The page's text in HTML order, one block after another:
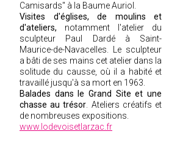
Camisards" à la Baume Auriol.
Visites d'églises, de moulins et
d'ateliers, notamment l'atelier du
sculpteur Paul Dardé à Saint-
Maurice-de-Navacelles. Le sculpteur
a bâti de ses mains cet atelier dans la
solitude du causse, où il a habité et
travaillé jusqu'à sa mort en 1963.
Balades dans le Grand Site et une
chasse au trésor . Ateliers créatifs et
de nombreuses expositions.
www.lodevoisetlarzac.fr